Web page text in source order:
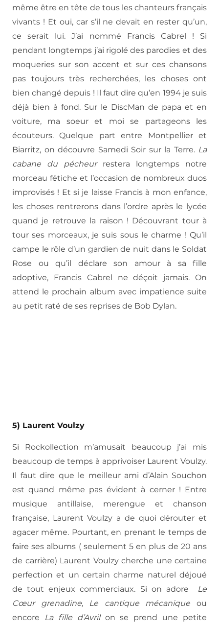
même être en tête de tous les chanteurs français
vivants ! Et oui, car s’il ne devait en rester qu’un,
ce serait lui. J’ai nommé Francis Cabrel ! Si
pendant longtemps j’ai rigolé des parodies et des
moqueries sur son accent et sur ces chansons
pas toujours très recherchées, les choses ont
bien changé depuis ! Il faut dire qu’en 1994 je suis
déjà bien à fond. Sur le DiscMan de papa et en
voiture, ma soeur et moi se partageons les
écouteurs. Quelque part entre Montpellier et
Biarritz, on découvre Samedi Soir sur la Terre.La
cabane du pécheurrestera longtemps notre
morceau fétiche et l’occasion de nombreux duos
improvisés ! Et si je laisse Francis à mon enfance,
les choses rentrerons dans l’ordre après le lycée
quand je retrouve la raison ! Découvrant tour à
tour ses morceaux, je suis sous le charme ! Qu’il
campe le rôle d’un gardien de nuit dans le Soldat
Rose ou qu’il déclare son amour à sa fille
adoptive, Francis Cabrel ne déçoit jamais. On
attend le prochain album avec impatience suite
au petit raté de ses reprises de Bob Dylan.
5) Laurent Voulzy
Si Rockollection m’amusait beaucoup j’ai mis
beaucoup de temps à apprivoiser Laurent Voulzy.
Il faut dire que le meilleur ami d’Alain Souchon
est quand même pas évident à cerner ! Entre
musique antillaise, merengue et chanson
française, Laurent Voulzy a de quoi dérouter et
agacer même. Pourtant, en prenant le temps de
faire ses albums ( seulement 5 en plus de 20 ans
de carrière) Laurent Voulzy cherche une certaine
perfection et un certain charme naturel déjoué
de tout enjeux commerciaux. Si on adore
Le
Cœur grenadine, Le cantique mécanique ou
encore
La fille d’Avril on se prend une petite